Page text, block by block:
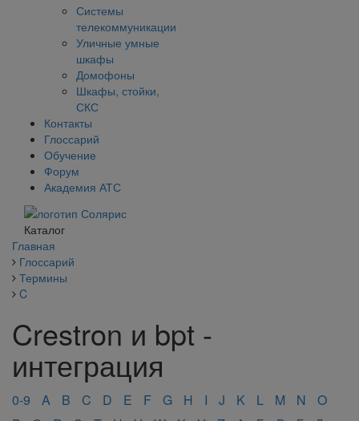
Системы
телекоммуникации
Уличные умные
шкафы
Домофоны
Шкафы, стойки,
СКС
Контакты
Глоссарий
Обучение
Форум
Академия АТС
Каталог
Главная
Глоссарий
Термины
C
Crestron и bpt -
интеграция
0-9 A B C D E F G H I J K L M N
O